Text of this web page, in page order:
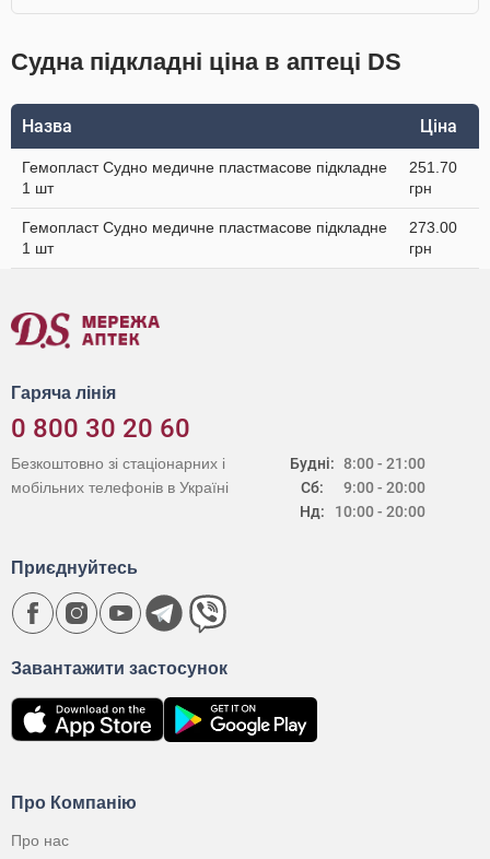
Судна підкладні ціна в аптеці DS
Назва Ціна
Гемопласт Судно медичне пластмасове підкладне
1 шт
251.70
грн
Гемопласт Судно медичне пластмасове підкладне
1 шт
273.00
грн
Гаряча лінія
0 800 30 20 60
Будні:
Сб:
Нд:
8:00 - 21:00
9:00 - 20:00
10:00 - 20:00
Безкоштовно зі стаціонарних і
мобільних телефонів в Україні
Про Компанію
Про нас
Завантажити застосунок
Приєднуйтесь